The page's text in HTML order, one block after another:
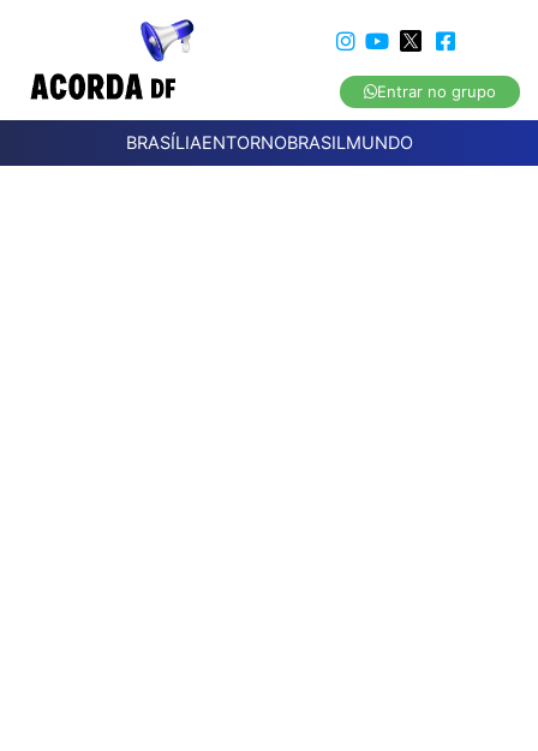
Entrar no grupo
BRASÍLIAENTORNOBRASILMUNDO